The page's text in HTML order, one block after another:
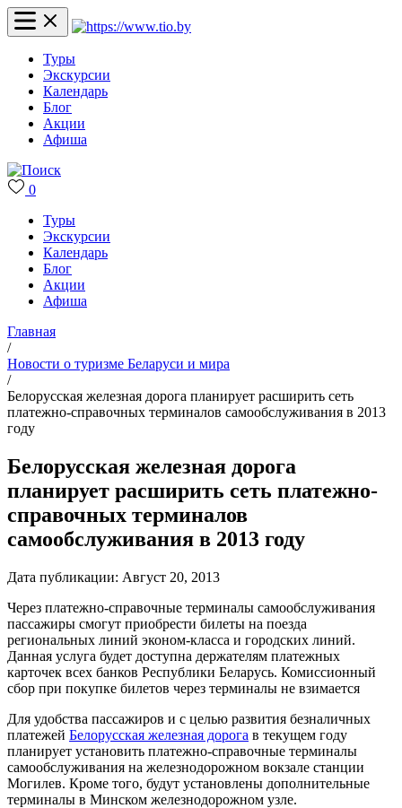
Туры
Экскурсии
Календарь
Блог
Акции
Афиша
0
Туры
Экскурсии
Календарь
Блог
Акции
Афиша
Главная
/
Новости о туризме Беларуси и мира
/
Белорусская железная дорога планирует расширить сеть
платежно-справочных терминалов самообслуживания в 2013
году
Белорусская железная дорога
планирует расширить сеть платежно-
справочных терминалов
самообслуживания в 2013 году
Дата публикации: Август 20, 2013
Через платежно-справочные терминалы самообслуживания
пассажиры смогут приобрести билеты на поезда
региональных линий эконом-класса и городских линий.
Данная услуга будет доступна держателям платежных
карточек всех банков Республики Беларусь. Комиссионный
сбор при покупке билетов через терминалы не взимается
Для удобства пассажиров и с целью развития безналичных
платежей Белорусская железная дорога в текущем году
планирует установить платежно-справочные терминалы
самообслуживания на железнодорожном вокзале станции
Могилев. Кроме того, будут установлены дополнительные
терминалы в Минском железнодорожном узле.